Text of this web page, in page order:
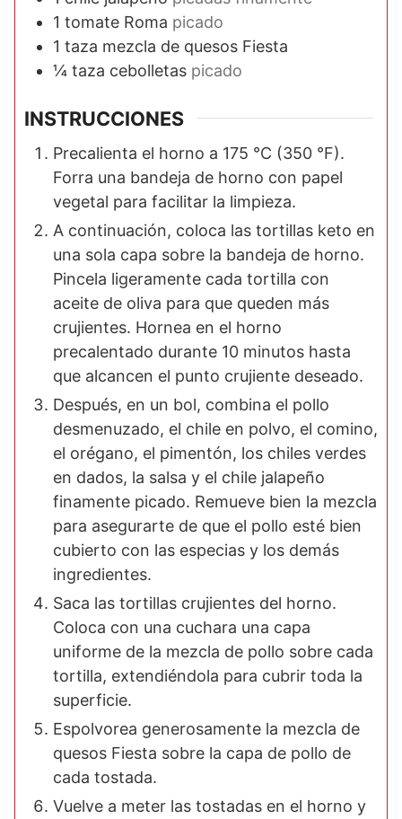
1 tomate Roma picado
1 taza mezcla de quesos Fiesta
¼ taza cebolletas picado
INSTRUCCIONES
Precalienta el horno a 175 °C (350 °F).
Forra una bandeja de horno con papel
vegetal para facilitar la limpieza.
A continuación, coloca las tortillas keto en
una sola capa sobre la bandeja de horno.
Pincela ligeramente cada tortilla con
aceite de oliva para que queden más
crujientes. Hornea en el horno
precalentado durante 10 minutos hasta
que alcancen el punto crujiente deseado.
Después, en un bol, combina el pollo
desmenuzado, el chile en polvo, el comino,
el orégano, el pimentón, los chiles verdes
en dados, la salsa y el chile jalapeño
finamente picado. Remueve bien la mezcla
para asegurarte de que el pollo esté bien
cubierto con las especias y los demás
ingredientes.
Saca las tortillas crujientes del horno.
Coloca con una cuchara una capa
uniforme de la mezcla de pollo sobre cada
tortilla, extendiéndola para cubrir toda la
superficie.
Espolvorea generosamente la mezcla de
quesos Fiesta sobre la capa de pollo de
cada tostada.
Vuelve a meter las tostadas en el horno y